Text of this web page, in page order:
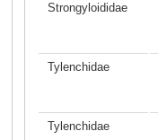
Strongyloididae
Tylenchidae
Tylenchidae